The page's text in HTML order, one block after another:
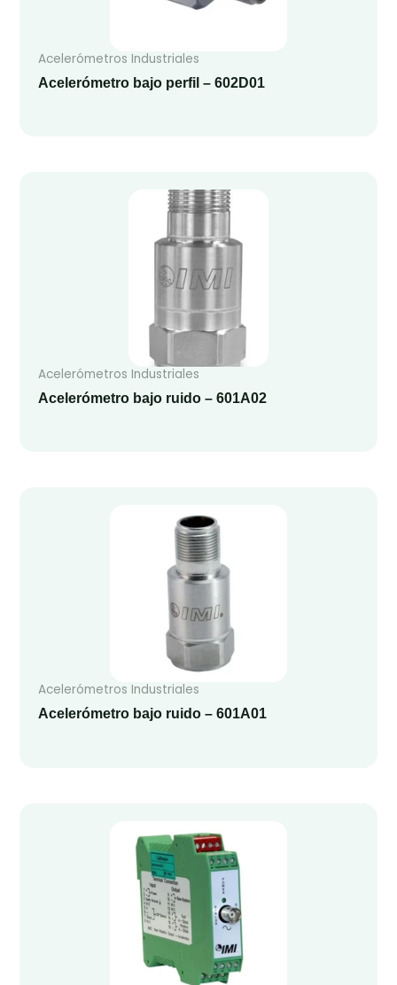
Acelerómetros Industriales
Acelerómetro bajo perfil – 602D01
Acelerómetros Industriales
Acelerómetro bajo ruido – 601A02
Acelerómetros Industriales
Acelerómetro bajo ruido – 601A01